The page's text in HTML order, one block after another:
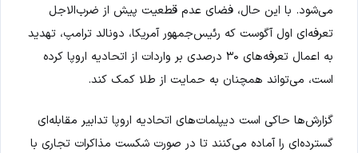
می‌شود. با این حال، فضای عدم قطعیت پیش از ضرب‌الاجل
تعرفه‌ای اول آگوست که رئیس‌جمهور آمریکا، دونالد ترامپ، تهدید
به اعمال تعرفه‌های ۳۰ درصدی بر واردات از اتحادیه اروپا کرده
است، می‌تواند همچنان به حمایت از طلا کمک کند.
گزارش‌ها حاکی است دیپلمات‌های اتحادیه اروپا تدابیر مقابله‌ای
گسترده‌ای را آماده می‌کنند تا در صورت شکست مذاکرات تجاری با